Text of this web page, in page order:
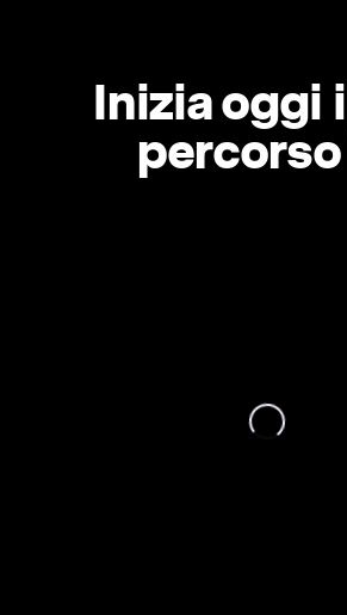
Inizia oggi
percorso